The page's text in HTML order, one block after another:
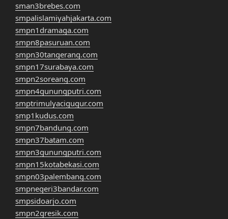
sman3brebes.com
smpalislamiyahjakarta.com
smpn1dramaga.com
smpn8pasuruan.com
smpn30tangerang.com
smpn17surabaya.com
smpn2soreang.com
smpn4gunungputri.com
smptrimulyacigugur.com
smp1kudus.com
smpn7bandung.com
smpn37batam.com
smpn3gunungputri.com
smpn15kotabekasi.com
smpn03palembang.com
smpnegeri3bandar.com
smpsidoarjo.com
smpn2gresik.com